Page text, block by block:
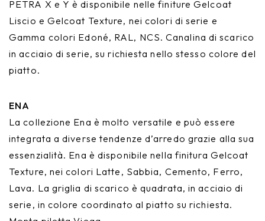
PETRA X e Y è disponibile nelle finiture Gelcoat
Liscio e Gelcoat Texture, nei colori di serie e
Gamma colori Edoné, RAL, NCS. Canalina di scarico
in acciaio di serie, su richiesta nello stesso colore del
piatto.
ENA
La collezione Ena è molto versatile e può essere
integrata a diverse tendenze d’arredo grazie alla sua
essenzialità. Ena è disponibile nella finitura Gelcoat
Texture, nei colori Latte, Sabbia, Cemento, Ferro,
Lava. La griglia di scarico è quadrata, in acciaio di
serie, in colore coordinato al piatto su richiesta.